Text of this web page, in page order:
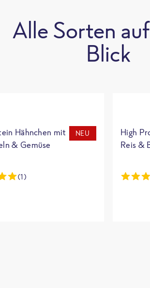
Alle Sorten
Blick
Hähnchen mit
& Gemüse
NEU
(1)
High
Reis &